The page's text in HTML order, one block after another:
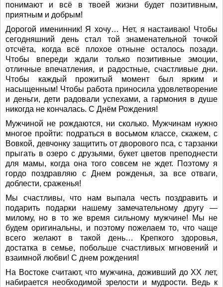
понимают и всё в твоей жизни будет позитивным,
приятным и добрым!
Дорогой именинник! Я хочу… Нет, я настаиваю! Чтобы
сегодняшний день стал той знаменательной точкой
отсчёта, когда всё плохое отныне осталось позади.
Чтобы впереди ждали только позитивные эмоции,
отличные впечатления, и радостные, счастливые дни.
Чтобы каждый прожитый момент был ярким и
насыщенным! Чтобы работа приносила удовлетворение
и деньги, дети радовали успехами, а гармония в душе
никогда не кончалась. С Днём Рождения!
Мужчиной не рождаются, ни сколько. Мужчинам нужно
многое пройти: подраться в восьмом классе, скажем, с
Вовкой, девчонку защитить от дворового пса, с тарзанки
прыгать в озеро с друзьями, букет цветов преподнести
для мамы, когда она того совсем не ждет. Поэтому я
гордо поздравляю с Днем рожденья, за все отваги,
доблести, сраженья!
Мы счастливы, что нам выпала честь поздравить и
подарить подарки нашему замечательному другу —
милому, но в то же время сильному мужчине! Мы не
будем оригинальны, и поэтому пожелаем то, что чаще
всего желают в такой день… Крепкого здоровья,
достатка в семье, побольше счастливых мгновений и
взаимной любви! С днем рождения!
На Востоке считают, что мужчина, доживший до ХХ лет,
набирается необходимой зрелости и мудрости. Ведь к